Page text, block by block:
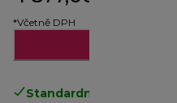
*Včetně DPH
Standardní doručení